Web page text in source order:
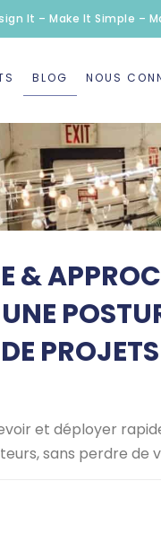
It – Make It Simple –
BLOG NOUS
&
et déployer
sans perdre de